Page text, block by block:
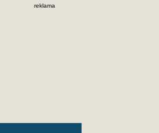
reklama